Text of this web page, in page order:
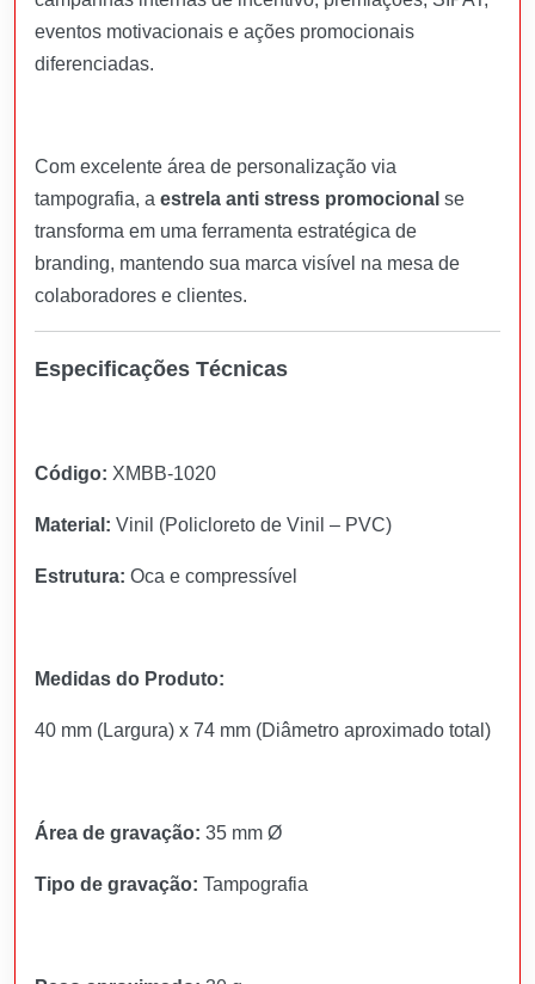
eventos motivacionais e ações promocionais
diferenciadas.
Com excelente área de personalização via
tampografia, a estrela anti stress promocional se
transforma em uma ferramenta estratégica de
branding, mantendo sua marca visível na mesa de
colaboradores e clientes.
Especificações Técnicas
Código: XMBB-1020
Material: Vinil (Policloreto de Vinil – PVC)
Estrutura: Oca e compressível
Medidas do Produto:
40 mm (Largura) x 74 mm (Diâmetro aproximado total)
Área de gravação: 35 mm Ø
Tipo de gravação: Tampografia